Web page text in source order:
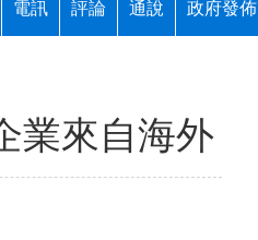
電訊 評論 通說 政府發佈
業來自海外